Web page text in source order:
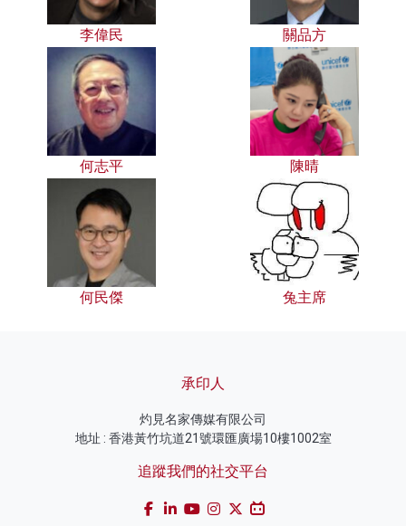
李偉民 關品方
何志平 陳晴
何民傑 兔主席
承印人
灼見名家傳媒有限公司
地址 : 香港黃竹坑道21號環匯廣場10樓1002室
追蹤我們的社交平台